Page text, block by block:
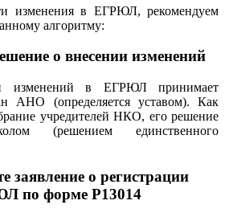
изменения в ЕГРЮЛ, рекомендуем
алгоритму:
о внесении изменений
изменений в ЕГРЮЛ принимает
АНО (определяется уставом). Как
учредителей НКО, его решение
(решением единственного
заявление о регистрации
по форме Р13014